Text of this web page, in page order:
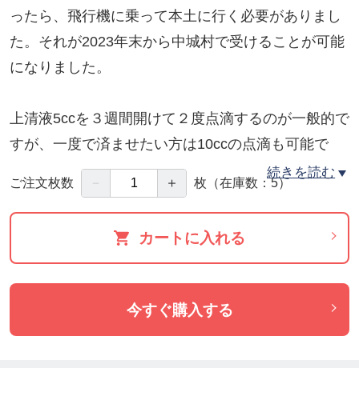
ったら、飛行機に乗って本土に行く必要がありまし
た。それが2023年末から中城村で受けることが可能
になりました。
上清液5ccを３週間開けて２度点滴するのが一般的で
すが、一度で済ませたい方は10ccの点滴も可能で
身体への負担はありません。
5cc×２回だと体内にある上清液が長く残存するの
で、持続的に効果の維持が期待できます。
続きを読む
ご注文枚数 － ＋ 枚 （在庫数：5）
カートに入れる
今すぐ購入する